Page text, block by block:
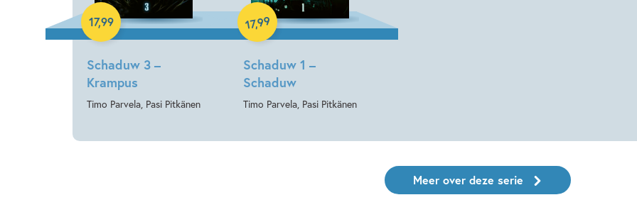
Schaduw 3 –
Krampus
Timo Parvela, Pasi Pitkänen
17,99
Schaduw 1 –
Schaduw
Timo Parvela, Pasi Pitkänen
17,99
Meer over deze serie